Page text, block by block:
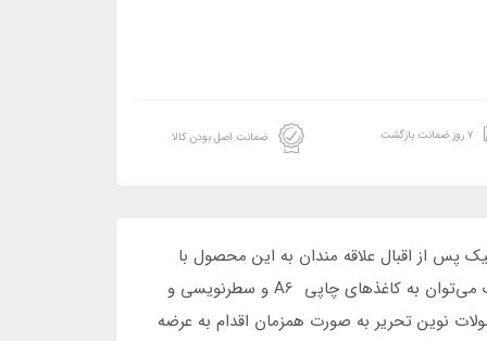
۷ روز ضمانت بازگشت ضمانت اصل بودن کالا
از اقبال علاقه مندان به این محصول با
دریافت بازخور از مشتریان و همراهان عزیز بازطراحی و در قالب پک جدید عرضه شد. از دیگر محصولات نوین تحریر در این سبک می‌توان به کاغذهای چاپی A6 و سطرنویسی و
نوین تحریر به صورت همزمان اقدام به عرضه